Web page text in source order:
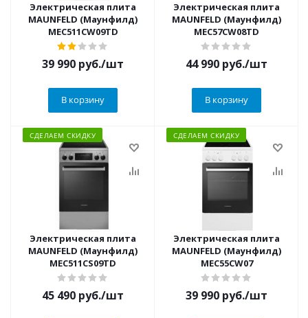
Электрическая плита
MAUNFELD (Маунфилд)
MEC511CW09TD
39 990 руб./шт
В корзину
Электрическая плита
MAUNFELD (Маунфилд)
MEC57CW08TD
44 990 руб./шт
В корзину
СДЕЛАЕМ СКИДКУ
Электрическая плита
MAUNFELD (Маунфилд)
MEC511CS09TD
45 490 руб./шт
СДЕЛАЕМ СКИДКУ
Электрическая плита
MAUNFELD (Маунфилд)
MEC55CW07
39 990 руб./шт